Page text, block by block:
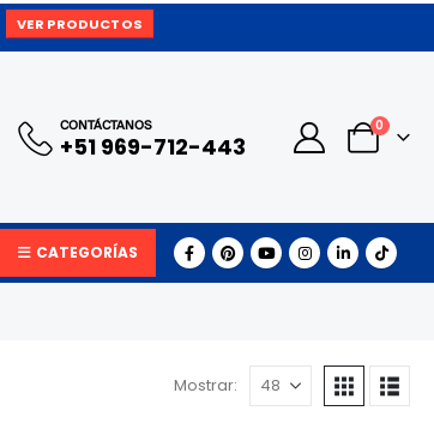
VER PRODUCTOS
CONTÁCTANOS
+51 969-712-443
0
CATEGORÍAS
Mostrar: